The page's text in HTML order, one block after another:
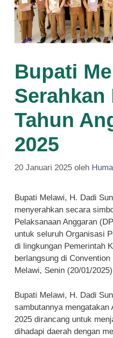
Bupati
Serahkan
Tahun
2025
20 Januari 2025 oleh
Bupati Melawi, H. Dadi
menyerahkan secara
Pelaksanaan Anggaran
untuk seluruh Organisasi
di lingkungan Pemerintah
berlangsung di
Melawi, Senin (20/01/
Bupati Melawi, H. Dadi
sambutannya mengatakan
2025 dirancang untuk
dihadapi daerah dengan